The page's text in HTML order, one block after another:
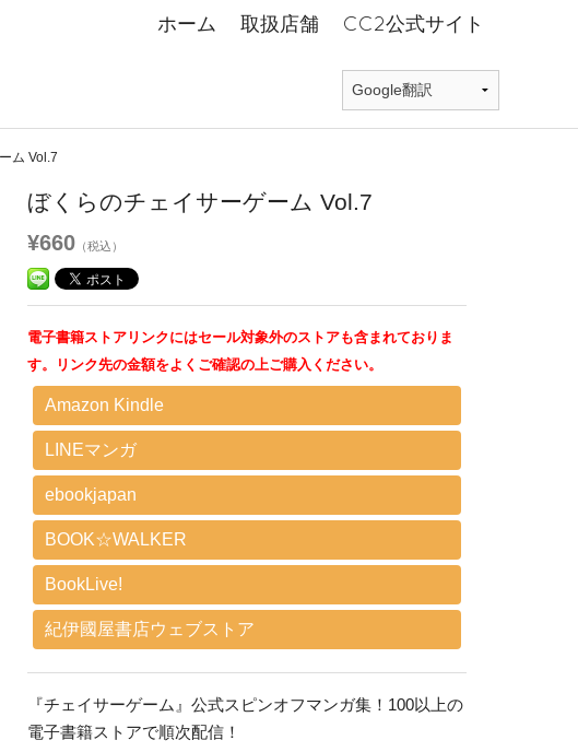
ホーム 取扱店舗 CC2公式サイト
ム Vol.7
ぼくらのチェイサーゲーム Vol.7
¥660（税込）
電子書籍ストアリンクにはセール対象外のストアも含まれておりま
す。リンク先の金額をよくご確認の上ご購入ください。
Amazon Kindle
LINEマンガ
ebookjapan
BOOK☆WALKER
BookLive!
紀伊國屋書店ウェブストア
『チェイサーゲーム』公式スピンオフマンガ集！100以上の
電子書籍ストアで順次配信！